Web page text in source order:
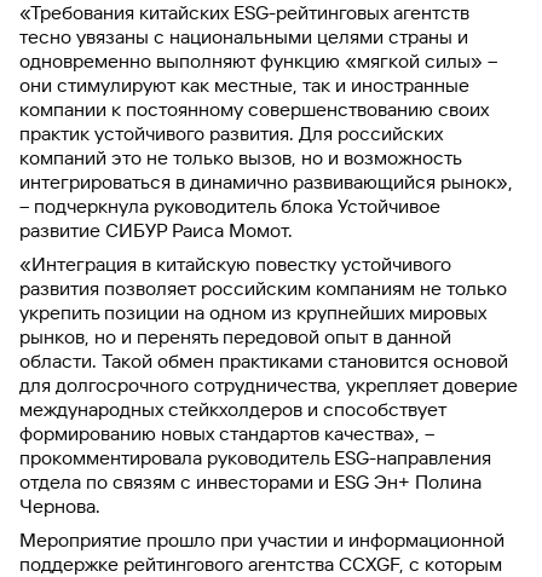
«Требования китайских ESG-рейтинговых агентств
тесно увязаны с национальными целями страны и
одновременно выполняют функцию «мягкой силы» –
они стимулируют как местные, так и иностранные
компании к постоянному совершенствованию своих
практик устойчивого развития. Для российских
компаний это не только вызов, но и возможность
интегрироваться в динамично развивающийся рынок»,
– подчеркнула руководитель блока Устойчивое
развитие СИБУР Раиса Момот.
«Интеграция в китайскую повестку устойчивого
развития позволяет российским компаниям не только
укрепить позиции на одном из крупнейших мировых
рынков, но и перенять передовой опыт в данной
области. Такой обмен практиками становится основой
для долгосрочного сотрудничества, укрепляет доверие
международных стейкхолдеров и способствует
формированию новых стандартов качества», –
прокомментировала руководитель ESG-направления
отдела по связям с инвесторами и ESG Эн+ Полина
Чернова.
Мероприятие прошло при участии и информационной
поддержке рейтингового агентства CCXGF, с которым